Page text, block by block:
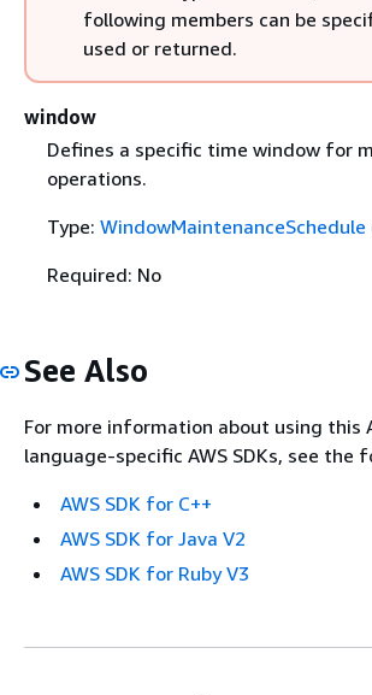
following members can be
used or returned.
window
Defines a specific time window for
operations.
Type: WindowMaintenanceSchedule
Required: No
See Also
For more information about using this
language-specific AWS SDKs, see the
AWS SDK for C++
AWS SDK for Java V2
AWS SDK for Ruby V3